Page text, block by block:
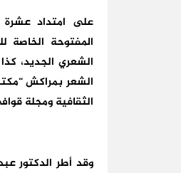
على امتداد عشرة
المفتوحة الخاصة
الشعري الجديد،
الشعر بمراكش
الثقافية ومجلة
وقد أطر الدكتور